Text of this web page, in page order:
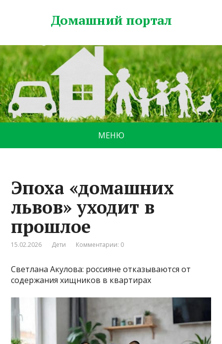
Домашний портал
МЕНЮ
Эпоха «домашних
львов» уходит в
прошлое
15.02.2026 Дети Комментарии: 0
Светлана Акулова: россияне отказываются от
содержания хищников в квартирах